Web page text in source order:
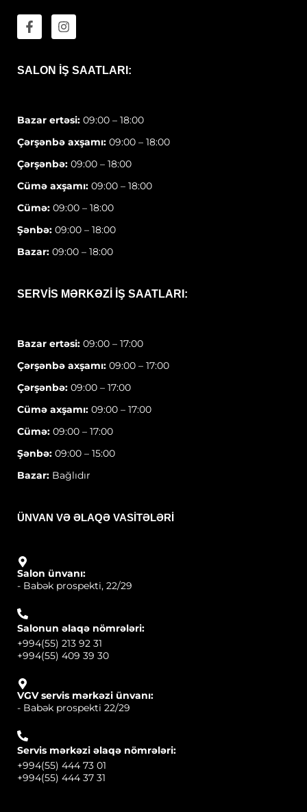
SALON IŞ SAATLARI:
Bazar ertəsi: 09:00 – 18:00
Çərşənbə axşamı: 09:00 – 18:00
Çərşənbə: 09:00 – 18:00
Cümə axşamı: 09:00 – 18:00
Cümə: 09:00 – 18:00
Şənbə: 09:00 – 18:00
Bazar: 09:00 – 18:00
SERVIS MƏRKƏZI IŞ SAATLARI:
Bazar ertəsi: 09:00 – 17:00
Çərşənbə axşamı: 09:00 – 17:00
Çərşənbə: 09:00 – 17:00
Cümə axşamı: 09:00 – 17:00
Cümə: 09:00 – 17:00
Şənbə: 09:00 – 15:00
Bazar: Bağlıdır
ÜNVAN VƏ ƏLAQƏ VASITƏLƏRI
Salon ünvanı:
- Babək prospekti, 22/29
Salonun əlaqə nömrələri:
+994(55) 213 92 31
+994(55) 409 39 30
VGV servis mərkəzi ünvanı:
- Babək prospekti 22/29
Servis mərkəzi əlaqə nömrələri:
+994(55) 444 73 01
+994(55) 444 37 31